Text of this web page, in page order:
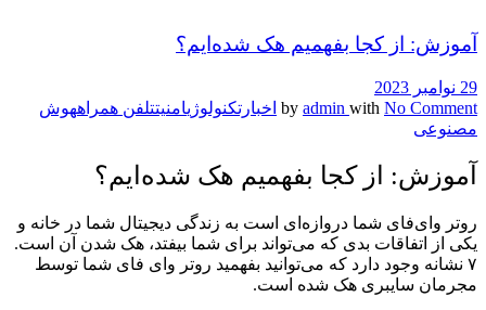
آموزش: از کجا بفهمیم هک شده‌ایم؟
29 نوامبر 2023
by admin with No Comment اخبارتکنولوژیامنیتتلفن همراههوش
مصنوعی
آموزش: از کجا بفهمیم هک شده‌ایم؟
روتر وای‌فای شما دروازه‌ای است به زندگی دیجیتال شما در خانه و
یکی از اتفاقات بدی که می‌تواند برای شما بیفتد، هک شدن آن است.
۷ نشانه وجود دارد که می‌توانید بفهمید روتر وای فای شما توسط
مجرمان سایبری هک شده است.